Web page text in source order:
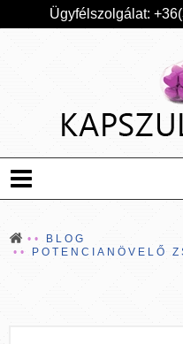
Ügyfélszolgálat:
BLOG
POTENCIANÖVELŐ